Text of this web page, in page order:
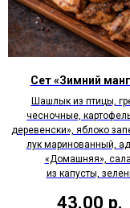
Сет «Зимний
Шашлык из птицы,
чесночные,
деревенски», яблоко
лук маринованный,
«Домашняя»,
из капусты,
43.00 р.